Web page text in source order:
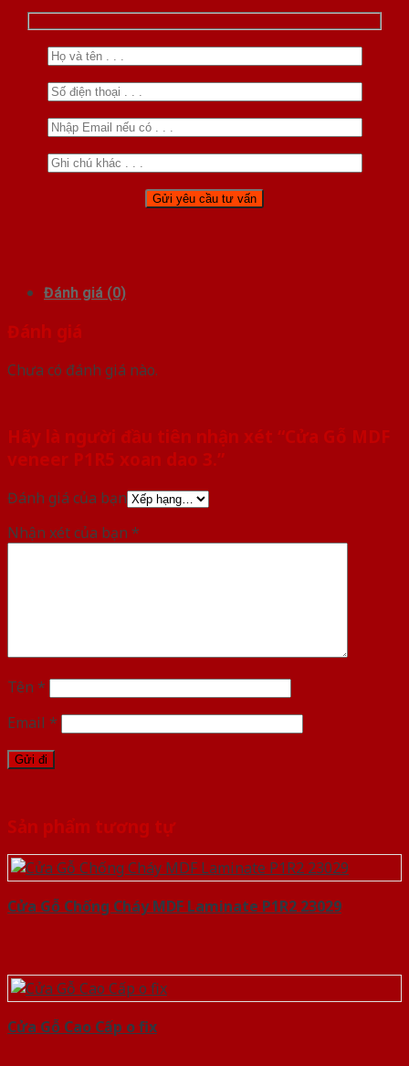
Đánh giá (0)
Đánh giá
Chưa có đánh giá nào.
Hãy là người đầu tiên nhận xét “Cửa Gỗ MDF
veneer P1R5 xoan dao 3.”
Đánh giá của bạn
Nhận xét của bạn *
Tên *
Email *
Sản phẩm tương tự
Cửa Gỗ Chống Cháy MDF Laminate P1R2 23029
Cửa Gỗ Cao Cấp o fix